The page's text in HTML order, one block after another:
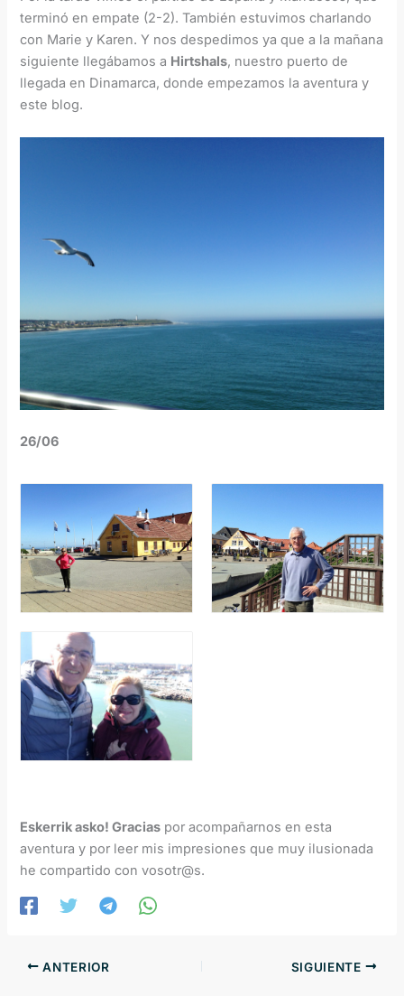
terminó en empate (2-2). También estuvimos charlando
con Marie y Karen. Y nos despedimos ya que a la mañana
siguiente llegábamos a Hirtshals, nuestro puerto de
llegada en Dinamarca, donde empezamos la aventura y
este blog.
26/06
Eskerrik asko! Gracias por acompañarnos en esta
aventura y por leer mis impresiones que muy ilusionada
he compartido con vosotr@s.
ANTERIOR SIGUIENTE